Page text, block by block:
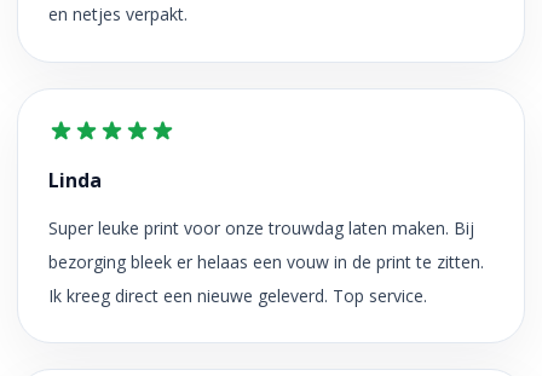
en netjes verpakt.
Linda
Super leuke print voor onze trouwdag laten maken. Bij
bezorging bleek er helaas een vouw in de print te zitten.
Ik kreeg direct een nieuwe geleverd. Top service.